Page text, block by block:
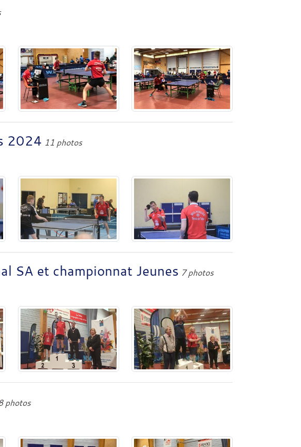
2024 11 photos
SA et championnat Jeunes 7 photos
photos